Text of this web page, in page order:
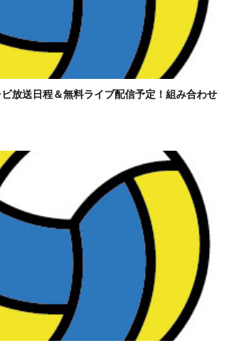
放送日程＆無料ライブ配信予定！組み合わせ